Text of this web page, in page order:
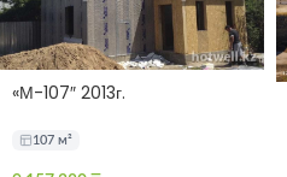
«М-107″ 2013г.
107 м²